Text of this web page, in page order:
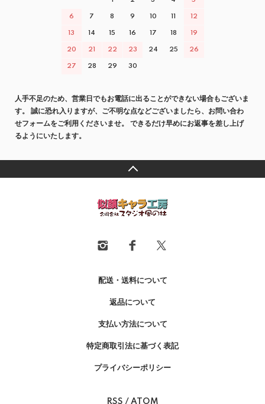
6 7 8 9 10 11 12
13 14 15 16 17 18 19
20 21 22 23 24 25 26
27 28 29 30
人手不足のため、営業日でもお電話に出ることができない場合もございま
す。 誠に恐れ入りますが、ご不明な点などございましたら、お問い合わ
せフォームをご利用くださいませ。 できるだけ早めにお返事を差し上げ
るようにいたします。
配送・送料について
返品について
支払い方法について
特定商取引法に基づく表記
プライバシーポリシー
RSS / ATOM